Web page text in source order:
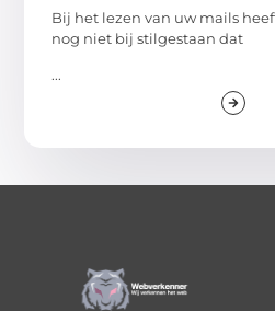
Bij het lezen van uw mails
nog niet bij stilgestaan dat
...